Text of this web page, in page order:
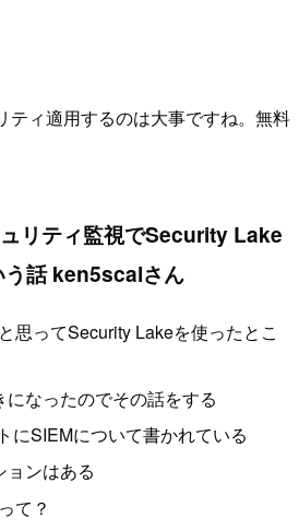
ティ適用するのは大事ですね。無料
リティ監視でSecurity Lake
う話 ken5scalさん
思ってSecurity Lakeを使ったとこ
なったのでその話をする
にSIEMについて書かれている
ョンはある
て？